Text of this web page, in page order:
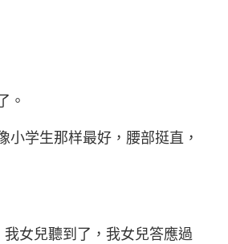
。
学生那样最好，腰部挺直，
女兒聽到了，我女兒答應過